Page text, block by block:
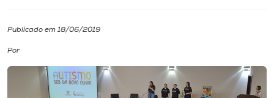
Cultura
CPA
Publicado em 18/06/2019
Por